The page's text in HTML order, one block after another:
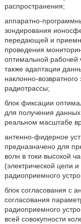
распространения;
аппаратно-
зондирования
передающей и
проведения
оптимальной
также адаптации
наклонно-
радиотрассы;
блок фиксации
для получения
реальном масштабе
антенно-фидерное
предназначено для
волн в токи высокой
(электрической цепи
радиоприемного
блок согласования с
согласования
радиоприемного
всей совокупности